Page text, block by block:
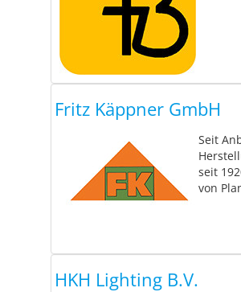
Fritz Käppner GmbH
Seit
seit
von
HKH Lighting B.V.